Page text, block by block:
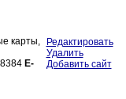
карты,
E-
Редактировать
Удалить
Добавить сайт